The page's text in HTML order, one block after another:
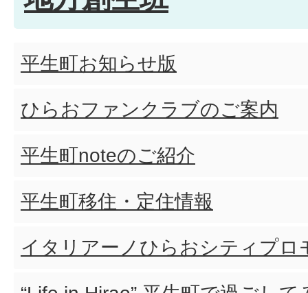
平生町お知らせ版
ひらおファンクラブのご案内
平生町noteのご紹介
平生町移住・定住情報
イタリアーノひらおシティプロ